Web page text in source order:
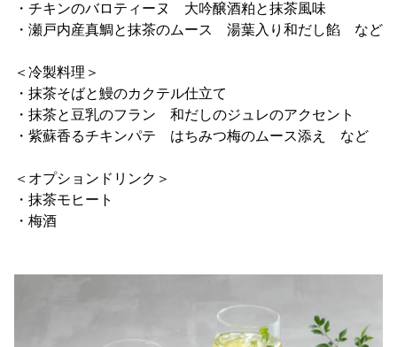
・チキンのバロティーヌ 大吟醸酒粕と抹茶風味
・瀬戸内産真鯛と抹茶のムース 湯葉入り和だし餡 など
＜冷製料理＞
・抹茶そばと鰻のカクテル仕立て
・抹茶と豆乳のフラン 和だしのジュレのアクセント
・紫蘇香るチキンパテ はちみつ梅のムース添え など
＜オプションドリンク＞
・抹茶モヒート
・梅酒